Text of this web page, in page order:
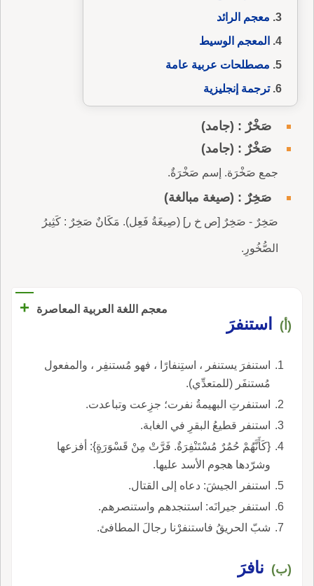
معجم الرائد
المعجم الوسيط
مصطلحات عربية عامة
ترجمة إنجليزية
صَخْرٌ : (جامد)
صَخْرٌ : (جامد)
جمع صَخْرَة. إسم صَخْرَةٌ.
صَخِرٌ : (صيغة مبالغة)
صَخِرٌ - صَخِرٌ [ص خ ر] (صِيغَةُ فَعِل). مَكَانٌ صَخِرٌ : كَثِيرُ
الصُّخُورِ.
معجم اللغة العربية المعاصرة +
(أ) استنفرَ
استنفرَ يستنفر ، استِنفارًا ، فهو مُستنفِر ، والمفعول
مُستنفَر (للمتعدِّي).
استنفرتِ البهيمةُ نفرت؛ جزِعت وتباعدت.
استنفر قطيعُ البقرِ في الغابة.
{كَأَنَّهُمْ حُمُرٌ مُسْتَنْفِرَةٌ. فَرَّتْ مِنْ قَسْوَرَةٍ}: أفزعها
وشرّدها هجوم الأسد عليها.
استنفر الجيشَ: دعاه إلى القتال.
استنفر جيرانَه: استنجدهم واستنصرهم.
شبّ الحريقُ فاستنفرْنا رجالَ المطافئ.
(ب) نافرَ